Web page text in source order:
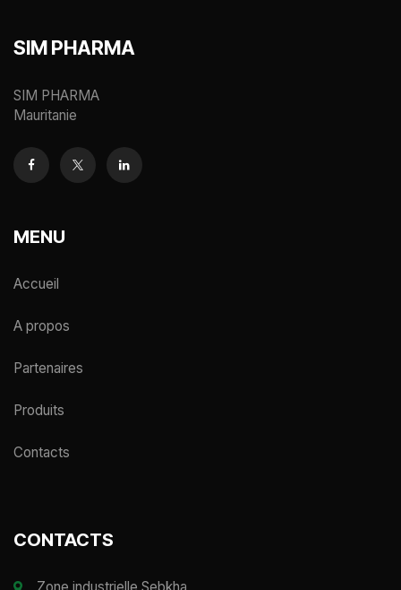
SIM PHARMA
SIM PHARMA
Mauritanie
MENU
Accueil
A propos
Partenaires
Produits
Contacts
CONTACTS